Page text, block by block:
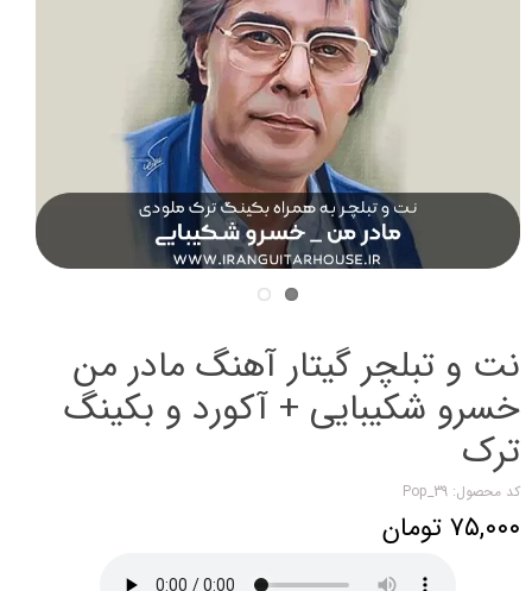
نت و تبلچر گیتار آهنگ مادر من
خسرو شکیبایی + آکورد و بکینگ
ترک
کد محصول: Pop_39
۷۵,۰۰۰ تومان